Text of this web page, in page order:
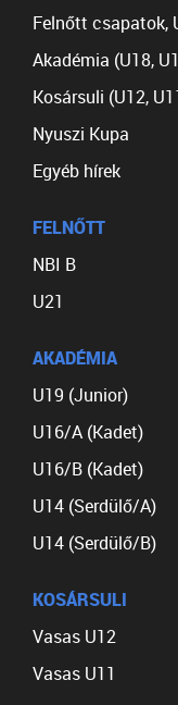
Felnőtt csapatok,
Akadémia (U18,
Kosársuli (U12,
Nyuszi Kupa
Egyéb hírek
FELNŐTT
NBI B
U21
AKADÉMIA
U19 (Junior)
U16/A (Kadet)
U16/B (Kadet)
U14 (Serdülő/A)
U14 (Serdülő/B)
KOSÁRSULI
Vasas U12
Vasas U11